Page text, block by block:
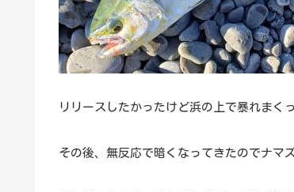
リリースしたかったけど浜の上で暴れまく
その後、無反応で暗くなってきたのでナマ